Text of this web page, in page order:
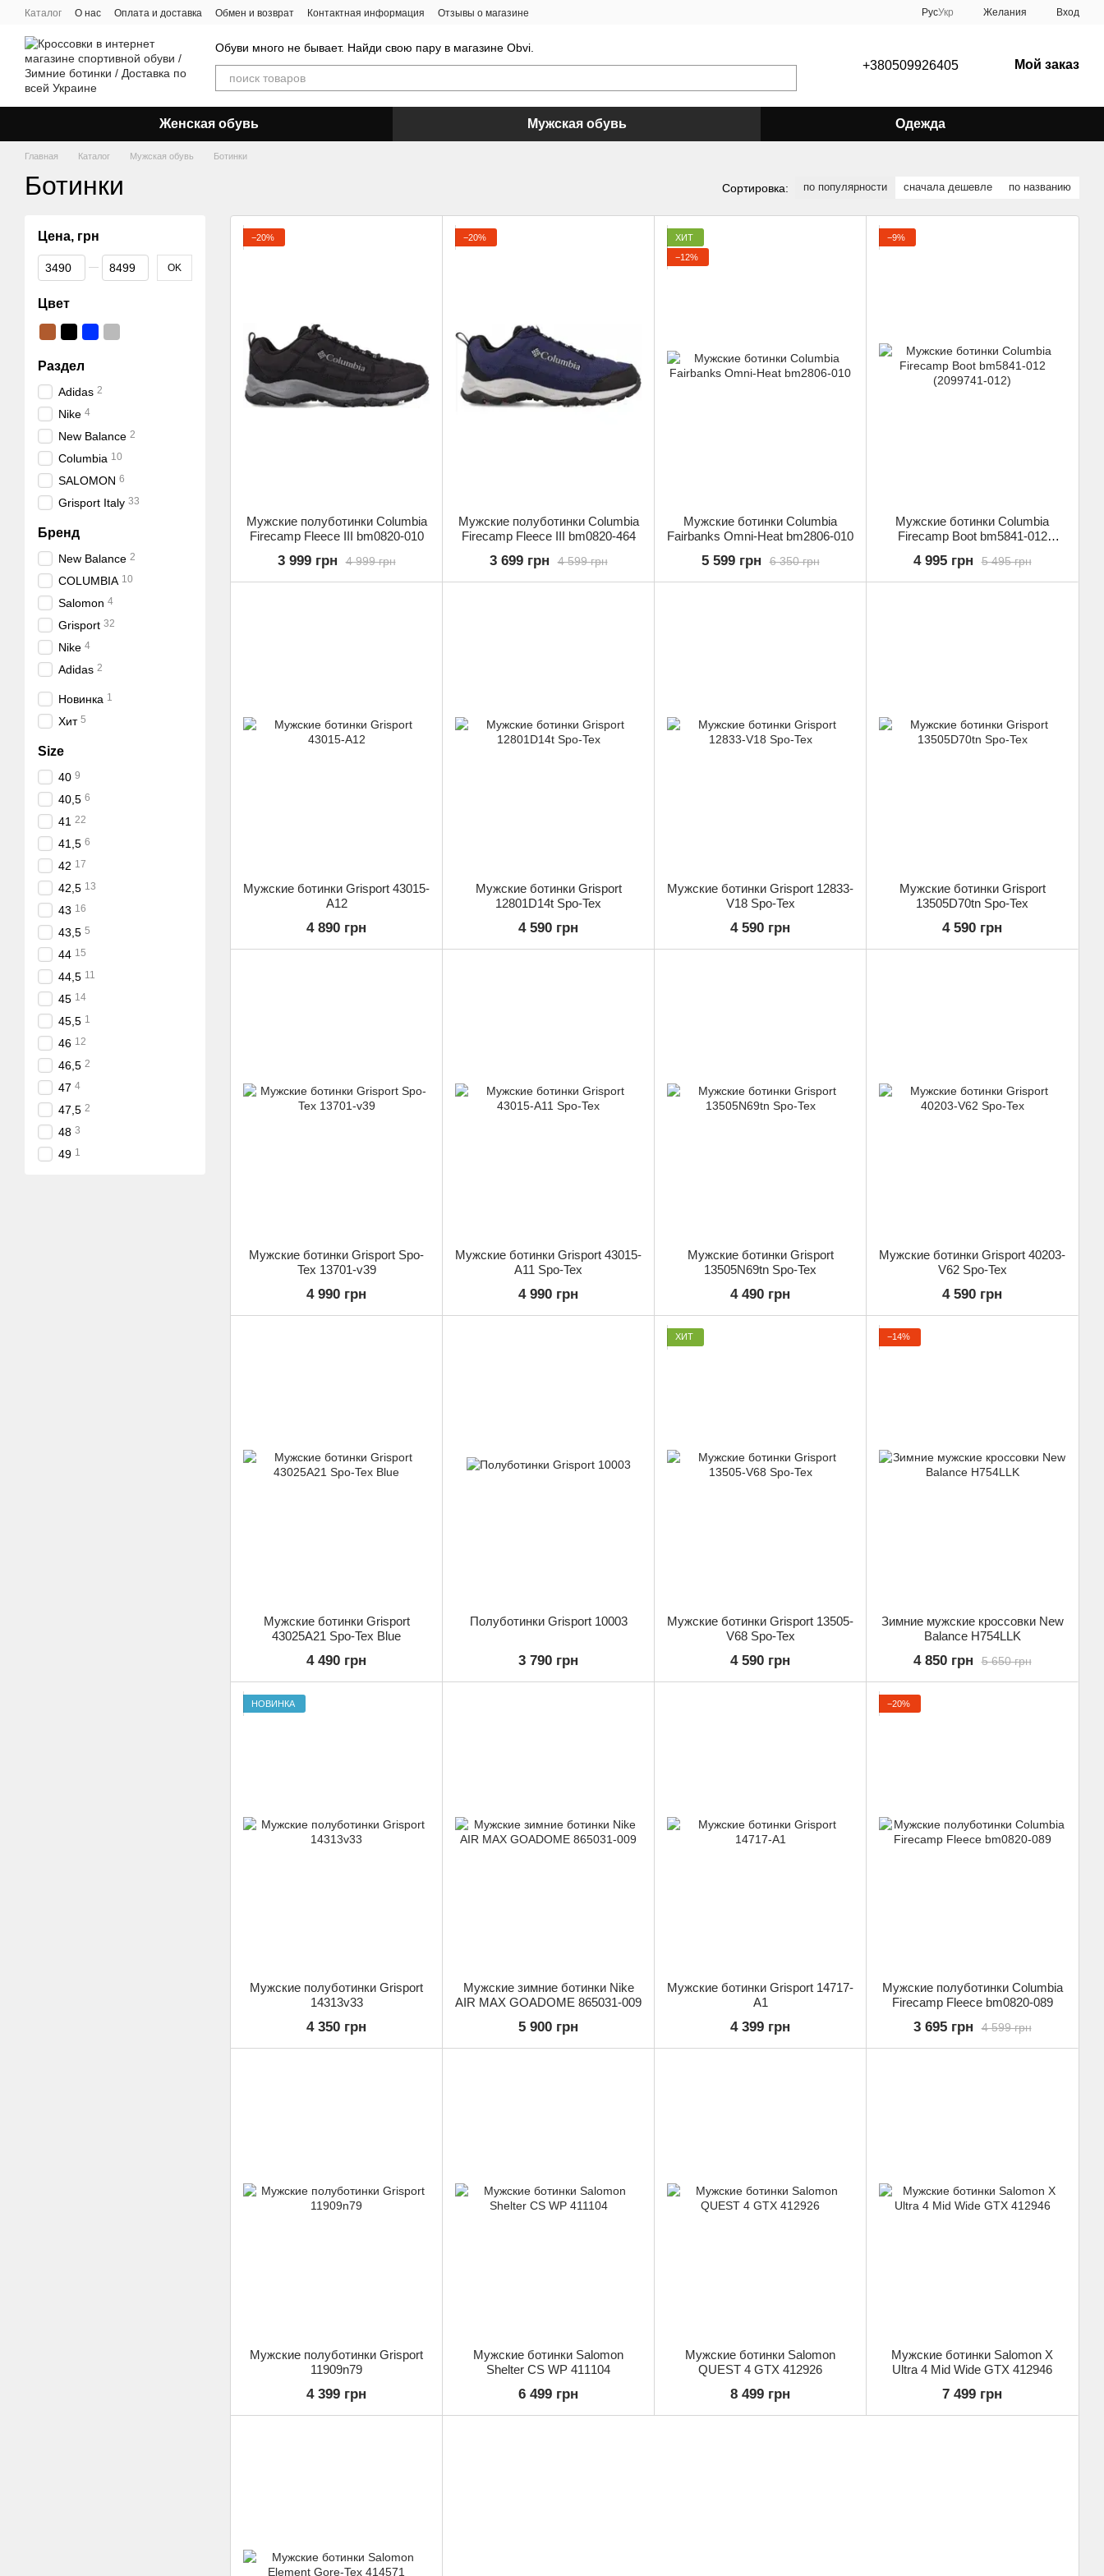
Перейти к основному контенту
Каталог О нас Оплата и доставка Обмен и возврат Контактная информация Отзывы о магазине РусУкр Желания Вход
Обуви много не бывает. Найди свою пару в магазине Obvi.
+380509926405 Мой заказ
Женская обувь Мужская обувь Одежда
Главная Каталог Мужская обувь Ботинки
Ботинки Сортировка: по популярности сначала дешевле по названию
−20%
Мужские полуботинки Columbia
Firecamp Fleece III bm0820-010
4 999 грн
3 999 грн
−20%
Мужские полуботинки Columbia
Firecamp Fleece III bm0820-464
4 599 грн
3 699 грн
ХИТ
−12%
Мужские ботинки Columbia
Fairbanks Omni-Heat bm2806-010
6 350 грн
5 599 грн
−9%
Мужские ботинки Columbia
Firecamp Boot bm5841-012
5 495 грн
4 995 грн
Мужские ботинки Grisport 43015-
A12
4 890 грн
Мужские ботинки Grisport
12801D14t Spo-Tex
4 590 грн
Мужские ботинки Grisport 12833-
V18 Spo-Tex
4 590 грн
Мужские ботинки Grisport
13505D70tn Spo-Tex
4 590 грн
Мужские ботинки Grisport Spo-
Tex 13701-v39
4 990 грн
Мужские ботинки Grisport 43015-
A11 Spo-Tex
4 990 грн
Мужские ботинки Grisport
13505N69tn Spo-Tex
4 490 грн
Мужские ботинки Grisport 40203-
V62 Spo-Tex
4 590 грн
Мужские ботинки Grisport
43025A21 Spo-Tex Blue
4 490 грн
Полуботинки Grisport 10003
3 790 грн
ХИТ
Мужские ботинки Grisport 13505-
V68 Spo-Tex
4 590 грн
−14%
Зимние мужские кроссовки New
Balance H754LLK
5 650 грн
4 850 грн
НОВИНКА
Мужские полуботинки Grisport
14313v33
4 350 грн
Мужские зимние ботинки Nike
AIR MAX GOADOME 865031-009
5 900 грн
Мужские ботинки Grisport 14717-
A1
4 399 грн
−20%
Мужские полуботинки Columbia
Firecamp Fleece bm0820-089
4 599 грн
3 695 грн
Мужские полуботинки Grisport
11909n79
4 399 грн
Мужские ботинки Salomon
Shelter CS WP 411104
6 499 грн
Мужские ботинки Salomon
QUEST 4 GTX 412926
8 499 грн
Мужские ботинки Salomon X
Ultra 4 Mid Wide GTX 412946
7 499 грн
Цена, грн
От Цена, грн
До Цена, грн OK
Цвет
Раздел
Adidas 2
Nike 4
New Balance 2
Columbia 10
SALOMON 6
Grisport Italy 33
Бренд
New Balance 2
COLUMBIA 10
Salomon 4
Grisport 32
Nike 4
Adidas 2
Новинка 1
Хит 5
Size
40 9
40,5 6
41 22
41,5 6
42 17
42,5 13
43 16
43,5 5
44 15
44,5 11
45 14
45,5 1
46 12
46,5 2
47 4
47,5 2
48 3
49 1